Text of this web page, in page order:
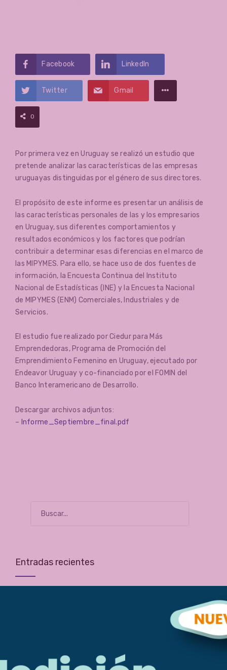
Facebook LinkedIn
Twitter Gmail
0
Por primera vez en Uruguay se realizó un estudio que
pretende analizar las características de las empresas
uruguayas distinguidas por el género de sus directores.
El propósito de este informe es presentar un análisis de
las características personales de las y los empresarios
en Uruguay, sus diferentes comportamientos y
resultados económicos y los factores que podrían
contribuir a determinar esas diferencias en el marco de
las MIPYMES. Para ello, se hace uso de dos fuentes de
información, la Encuesta Continua del Instituto
Nacional de Estadísticas (INE) y la Encuesta Nacional
de MIPYMES (ENM) Comerciales, Industriales y de
Servicios.
El estudio fue realizado por Ciedur para Más
Emprendedoras, Programa de Promoción del
Emprendimiento Femenino en Uruguay, ejecutado por
Endeavor Uruguay y co-financiado por el FOMIN del
Banco Interamericano de Desarrollo.
Descargar archivos adjuntos:
– Informe_Septiembre_final.pdf
Entradas recientes
¡Finalizó la Fase 3 del Programa Migrantes con una ronda
de negocios que conectó a emprendedoras con grandes
Del aprendizaje a los resultados: nuevos datos confirman
el impacto de OMEU